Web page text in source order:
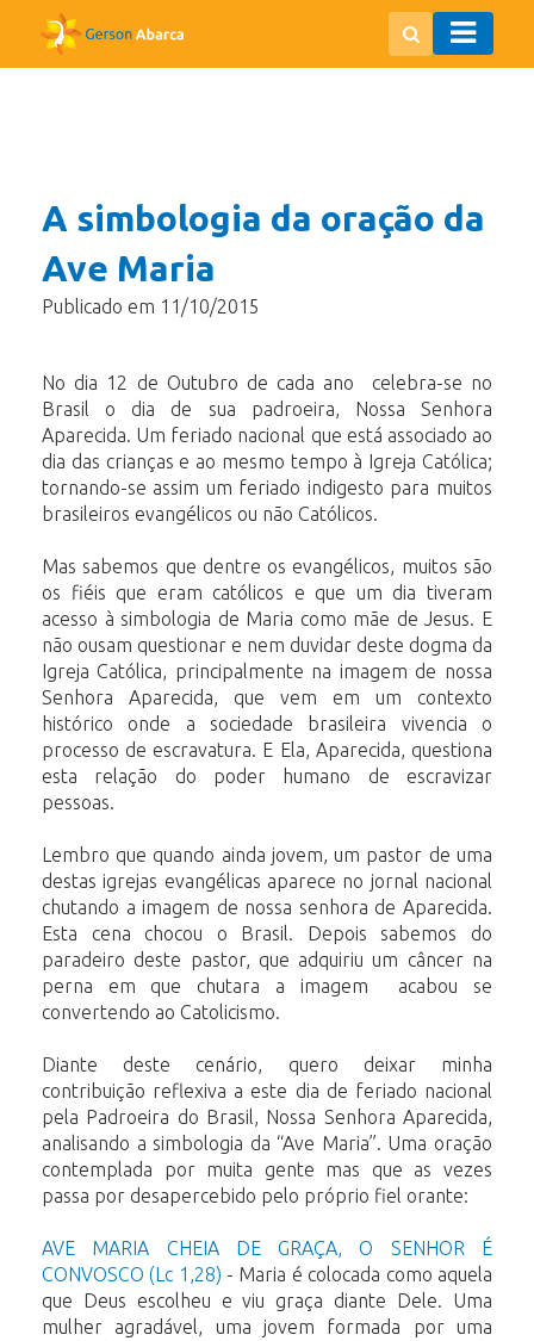
A simbologia da oração da
Ave Maria
Publicado em 11/10/2015
No dia 12 de Outubro de cada ano celebra-se no
Brasil o dia de sua padroeira, Nossa Senhora
Aparecida. Um feriado nacional que está associado ao
dia das crianças e ao mesmo tempo à Igreja Católica;
tornando-se assim um feriado indigesto para muitos
brasileiros evangélicos ou não Católicos.
Mas sabemos que dentre os evangélicos, muitos são
os fiéis que eram católicos e que um dia tiveram
acesso à simbologia de Maria como mãe de Jesus. E
não ousam questionar e nem duvidar deste dogma da
Igreja Católica, principalmente na imagem de nossa
Senhora Aparecida, que vem em um contexto
histórico onde a sociedade brasileira vivencia o
processo de escravatura. E Ela, Aparecida, questiona
esta relação do poder humano de escravizar
pessoas.
Lembro que quando ainda jovem, um pastor de uma
destas igrejas evangélicas aparece no jornal nacional
chutando a imagem de nossa senhora de Aparecida.
Esta cena chocou o Brasil. Depois sabemos do
paradeiro deste pastor, que adquiriu um câncer na
perna em que chutara a imagem acabou se
convertendo ao Catolicismo.
Diante deste cenário, quero deixar minha
contribuição reflexiva a este dia de feriado nacional
pela Padroeira do Brasil, Nossa Senhora Aparecida,
analisando a simbologia da “Ave Maria”. Uma oração
contemplada por muita gente mas que as vezes
passa por desapercebido pelo próprio fiel orante:
AVE MARIA CHEIA DE GRAÇA, O SENHOR É
CONVOSCO (Lc 1,28) - Maria é colocada como aquela
que Deus escolheu e viu graça diante Dele. Uma
mulher agradável, uma jovem formada por uma